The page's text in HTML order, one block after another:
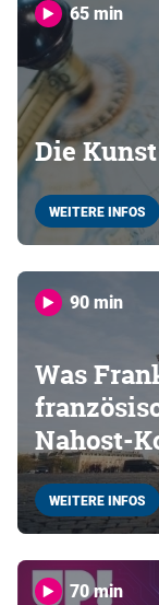
65 min
Die
WEITERE INFOS
90 min
Was
Nahost-
WEITERE INFOS
70 min